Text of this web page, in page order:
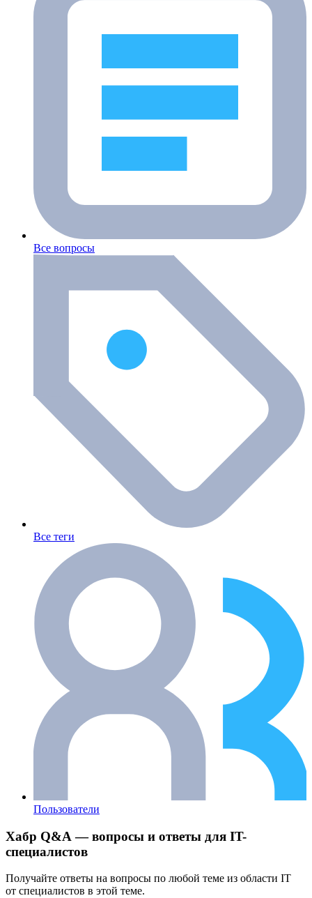
Все вопросы
Все теги
Пользователи
Хабр Q&A — вопросы и ответы для IT-
специалистов
Получайте ответы на вопросы по любой теме из области IT
от специалистов в этой теме.